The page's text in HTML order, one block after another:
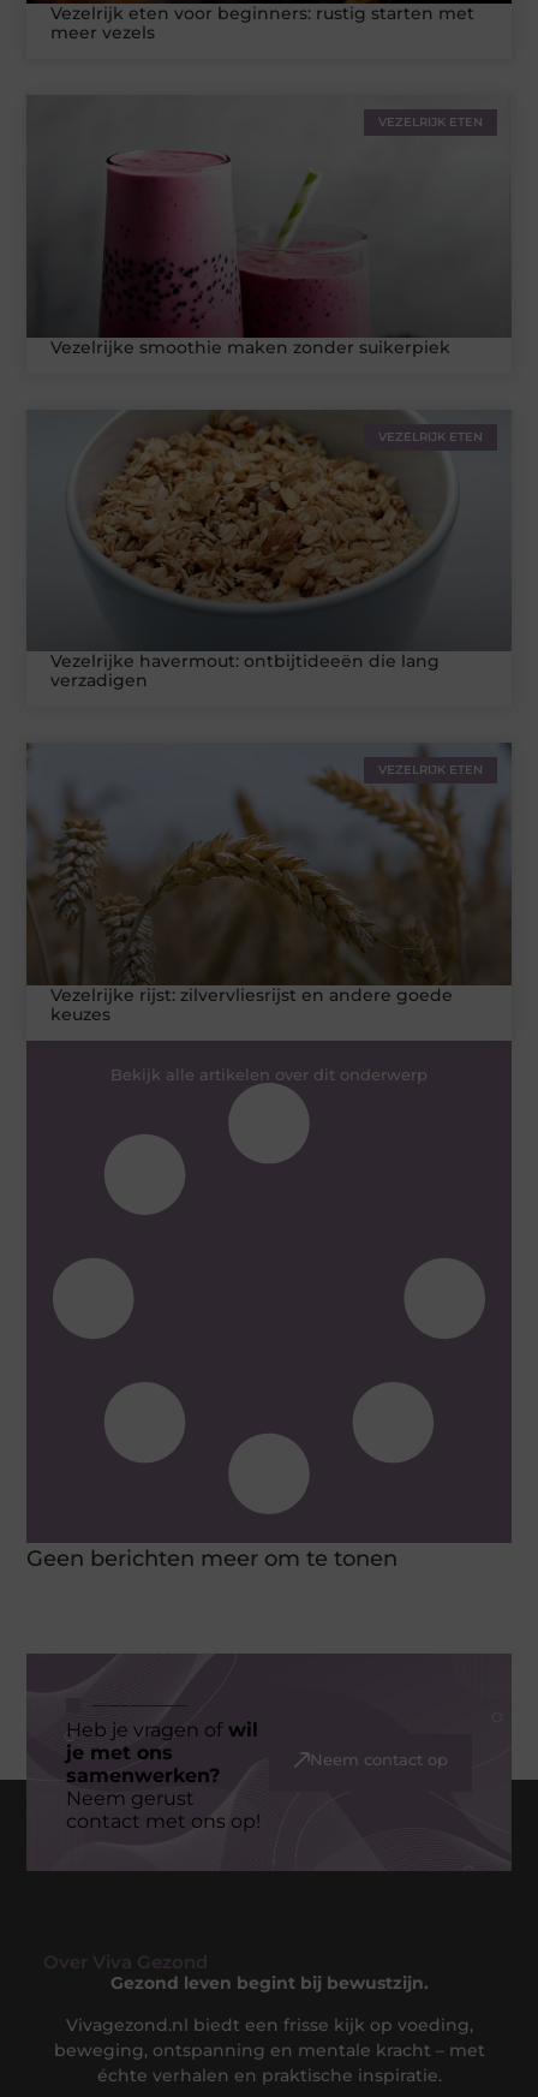
Vezelrijk eten voor beginners: rustig starten met
meer vezels
VEZELRIJK ETEN
Vezelrijke smoothie maken zonder suikerpiek
VEZELRIJK ETEN
Vezelrijke havermout: ontbijtideeën die lang
verzadigen
VEZELRIJK ETEN
Vezelrijke rijst: zilvervliesrijst en andere goede
keuzes
Bekijk alle artikelen over dit onderwerp
Geen berichten meer om te tonen
Heb je vragen ofwil
je met ons
samenwerken?
Neem gerust
contact met ons op!
Neem contact op
Over Viva Gezond
Gezond leven begint bij bewustzijn.
Vivagezond.nl biedt een frisse kijk op voeding,
beweging, ontspanning en mentale kracht – met
échte verhalen en praktische inspiratie.